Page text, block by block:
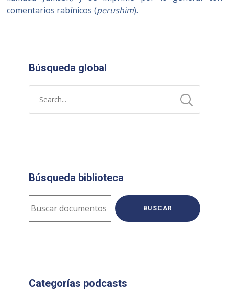
comentarios rabínicos (perushim).
Búsqueda global
Búsqueda biblioteca
BUSCAR
Categorías podcasts